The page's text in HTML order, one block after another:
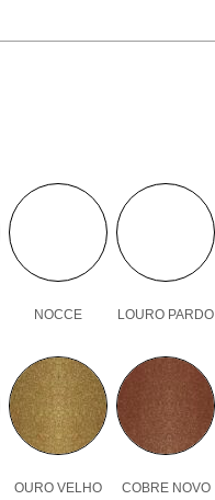
NOCCE LOURO PARDO
OURO VELHO
COBRE NOVO